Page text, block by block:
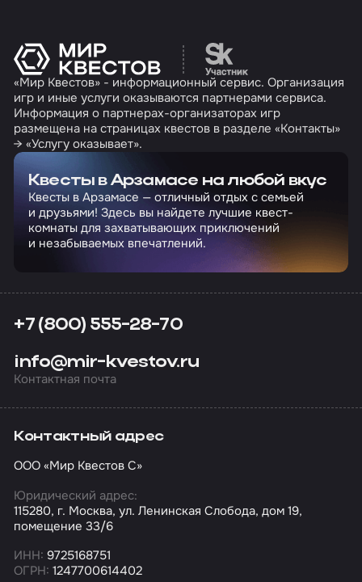
Перейти на сайт
«Мир Квестов» - информационный сервис. Организация
игр и иные услуги оказываются партнерами сервиса.
Информация о партнерах-организаторах игр
размещена на страницах квестов в разделе «Контакты»
→ «Услугу оказывает».
Квесты в Арзамасе на любой вкус
Квесты в Арзамасе — отличный отдых с семьей
и друзьями! Здесь вы найдете лучшие квест-
комнаты для захватывающих приключений
и незабываемых впечатлений.
+7 (800) 555-28-70
info@mir-kvestov.ru
Контактная почта
Контактный адрес
ООО «Мир Квестов С»
Юридический адрес:
115280, г. Москва, ул. Ленинская Слобода, дом 19,
помещение 33/6
ИНН: 9725168751
ОГРН: 1247700614402